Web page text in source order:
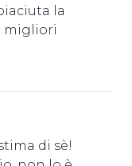
la
migliori
di sè!